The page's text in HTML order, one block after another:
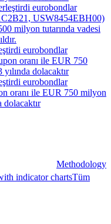
eurobondlar
USW8454EBH00)
milyon tutarında vadesi
eurobondlar
oranı ile EUR 750
dolacaktır
eurobondlar
oranı ile EUR 750 milyon
dolacaktır
Methodology
indicator chartsTüm